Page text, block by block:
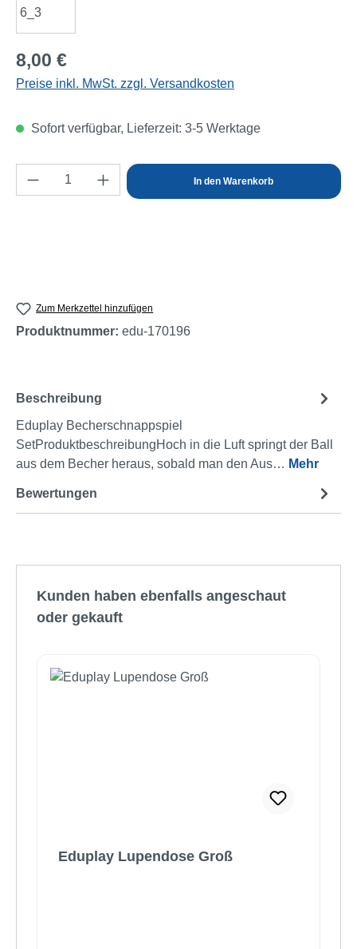
Regulärer Preis:
8,00 €
Preise inkl. MwSt. zzgl. Versandkosten
Sofort verfügbar, Lieferzeit: 3-5 Werktage
Produkt Anzahl: Gib den gewünschten
In den Warenkorb
Zum Merkzettel hinzufügen
Produktnummer: edu-170196
Beschreibung
Eduplay Becherschnappspiel
SetProduktbeschreibungHoch in die Luft springt der Ball
aus dem Becher heraus, sobald man den Aus… Mehr
Bewertungen
Produktgalerie überspringen
Kunden haben ebenfalls angeschaut
oder gekauft
Eduplay Lupendose Groß